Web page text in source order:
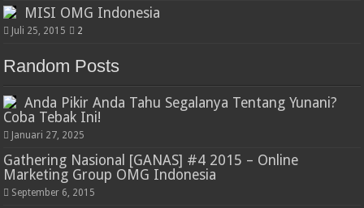
MISI OMG Indonesia
Juli 25, 2015 2
Random Posts
Anda Pikir Anda Tahu Segalanya Tentang Yunani?
Coba Tebak Ini!
Januari 27, 2025
Gathering Nasional [GANAS] #4 2015 – Online
Marketing Group OMG Indonesia
September 6, 2015